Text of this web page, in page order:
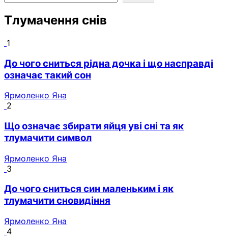
Тлумачення снів
1
До чого сниться рідна дочка і що насправді
означає такий сон
Ярмоленко Яна
2
Що означає збирати яйця уві сні та як
тлумачити символ
Ярмоленко Яна
3
До чого сниться син маленьким і як
тлумачити сновидіння
Ярмоленко Яна
4